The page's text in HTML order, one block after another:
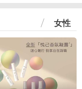
女性